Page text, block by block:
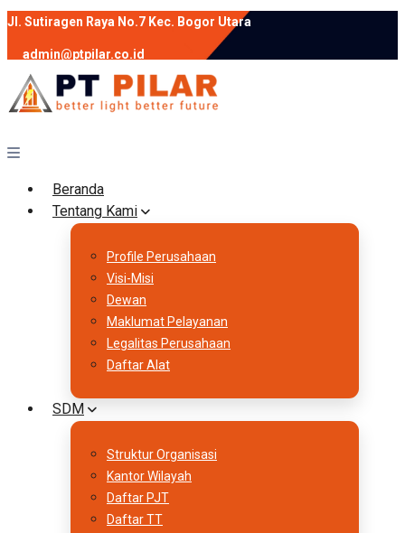
Jl. Sutiragen Raya No.7 Kec. Bogor Utara
admin@ptpilar.co.id
+62 812-9080-0020
instagram facebook
Follow :
Beranda
Tentang Kami
Profile Perusahaan
Visi-Misi
Dewan
Maklumat Pelayanan
Legalitas Perusahaan
Daftar Alat
SDM
Struktur Organisasi
Kantor Wilayah
Daftar PJT
Daftar TT